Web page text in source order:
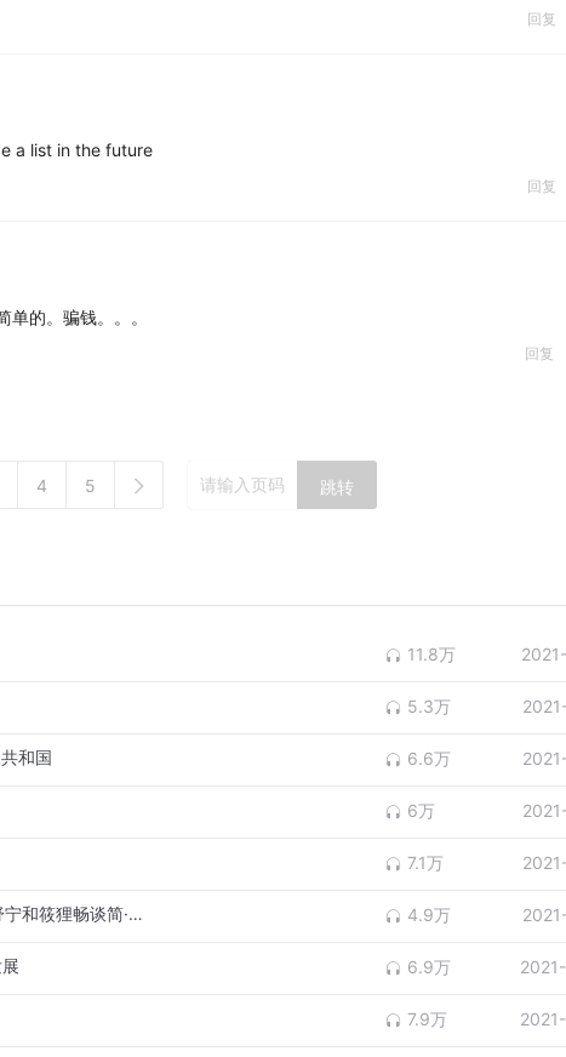
App、汽水儿或任意安卓播客客户端订阅收听《忽左忽右》，也
回复
a list in the future
回复
的。骗钱。。。
回复
4 5 跳转
11.8万
5.3万
和国 6.6万
6万
7.1万
线下录音 | 张怡微、包慧怡、 许佳、管舒宁和筱狸畅谈简·奥斯丁小说 4.9万
6.9万
7.9万